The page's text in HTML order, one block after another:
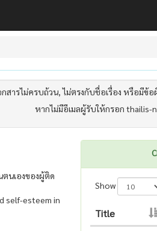
กสารไม่ครบถ้วน, ไม่ตรงกับชื่อเรื่อง หรือมี
หากไม่มีอีเมลผู้รับให้กรอก thailis-
นเองของผู้ติด
self-esteem in
Show
Title